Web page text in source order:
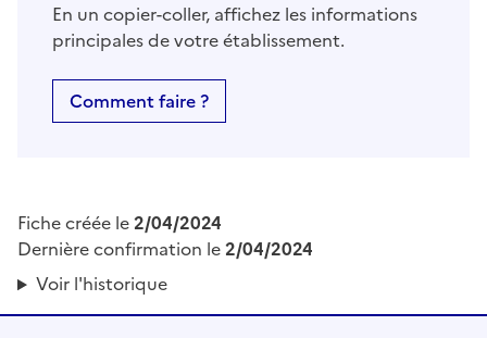
En un copier-coller, affichez les informations
principales de votre établissement.
Comment faire ?
Fiche créée le2/04/2024
Dernière confirmation le2/04/2024
Voir l'historique